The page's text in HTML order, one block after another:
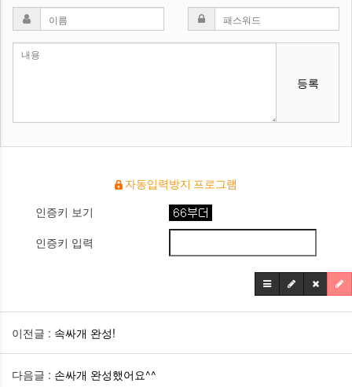
등록
자동입력방지 프로그램
인증키 보기
인증키 입력
이전글 : 속싸개 완성!
다음글 : 손싸개 완성했어요^^